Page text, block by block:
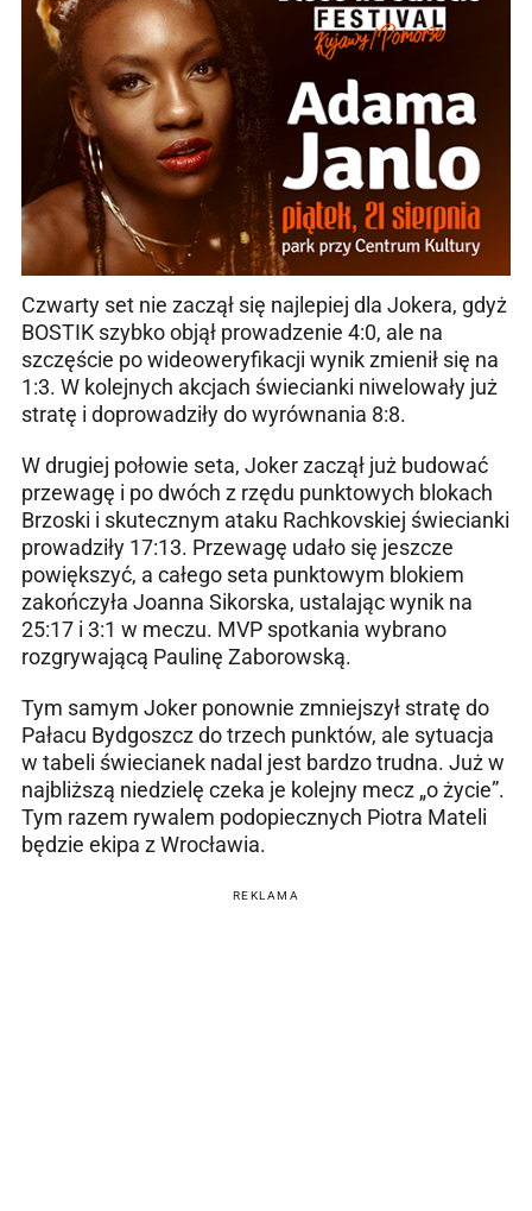
Czwarty set nie zaczął się najlepiej dla Jokera, gdyż
BOSTIK szybko objął prowadzenie 4:0, ale na
szczęście po wideoweryfikacji wynik zmienił się na
1:3. W kolejnych akcjach świecianki niwelowały już
stratę i doprowadziły do wyrównania 8:8.
W drugiej połowie seta, Joker zaczął już budować
przewagę i po dwóch z rzędu punktowych blokach
Brzoski i skutecznym ataku Rachkovskiej świecianki
prowadziły 17:13. Przewagę udało się jeszcze
powiększyć, a całego seta punktowym blokiem
zakończyła Joanna Sikorska, ustalając wynik na
25:17 i 3:1 w meczu. MVP spotkania wybrano
rozgrywającą Paulinę Zaborowską.
Tym samym Joker ponownie zmniejszył stratę do
Pałacu Bydgoszcz do trzech punktów, ale sytuacja
w tabeli świecianek nadal jest bardzo trudna. Już w
najbliższą niedzielę czeka je kolejny mecz „o życie”.
Tym razem rywalem podopiecznych Piotra Mateli
będzie ekipa z Wrocławia.
REKLAMA